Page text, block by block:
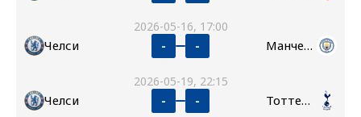
2026-05-16, 17:00
Челси - - Манчестер Сити
2026-05-19, 22:15
Челси - - Тоттенхэм